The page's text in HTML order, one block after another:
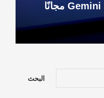
غوغل تتيح نموذج Gemini 2.5 Pro مجانًا
البحث